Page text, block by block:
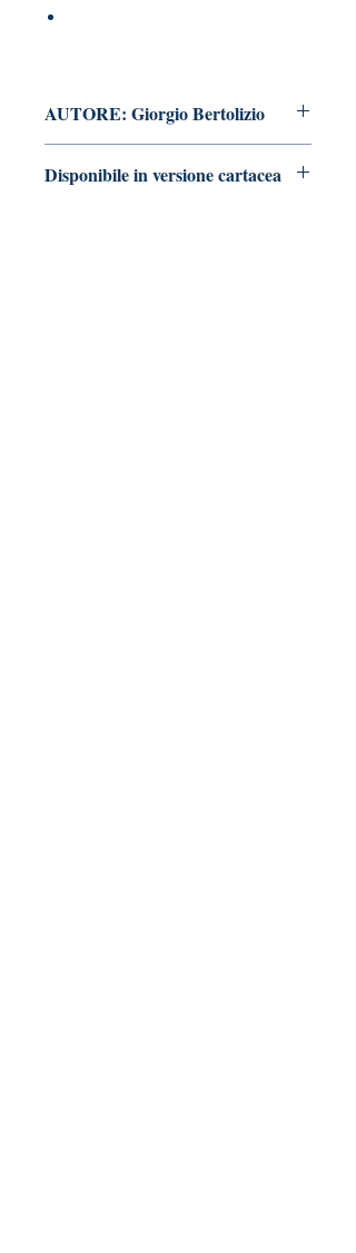
AUTORE: Giorgio Bertolizio
Disponibile in versione cartacea